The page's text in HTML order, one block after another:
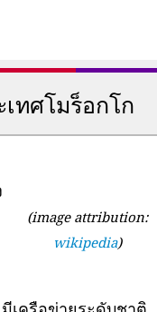
ทศโมร็อกโก
(image attribution:
wikipedia)